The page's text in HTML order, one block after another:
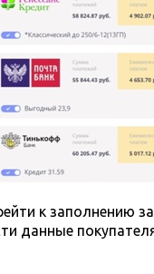
к заполнению
данные